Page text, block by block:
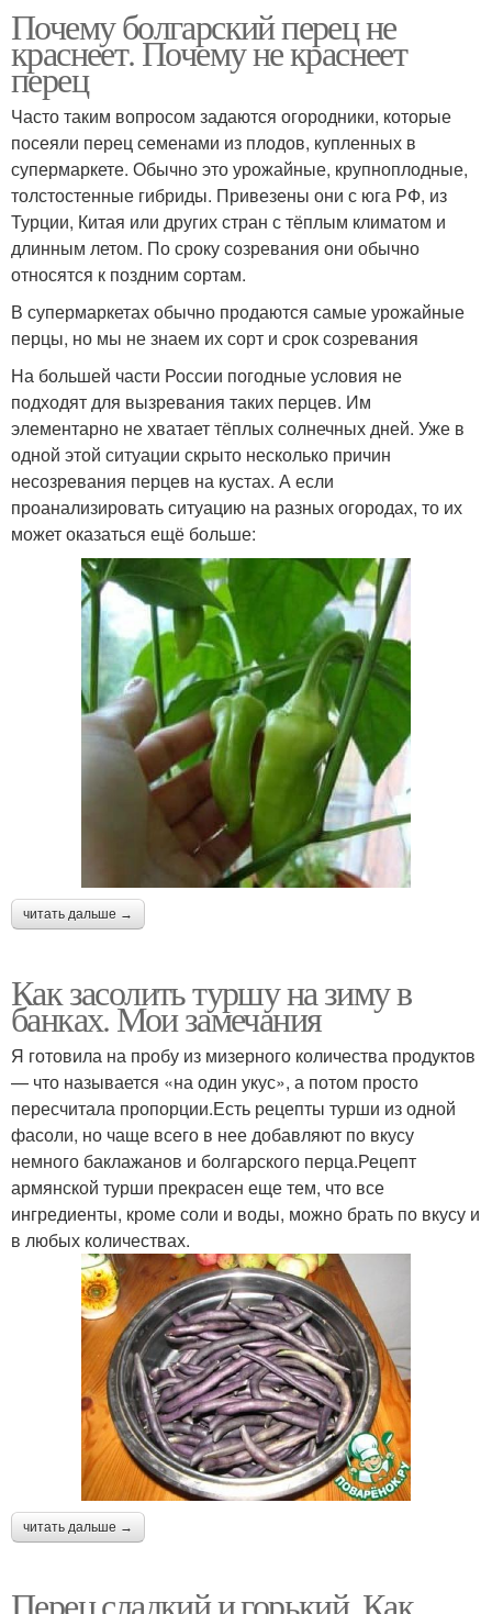
Почему болгарский перец не
краснеет. Почему не краснеет
перец
Часто таким вопросом задаются огородники, которые
посеяли перец семенами из плодов, купленных в
супермаркете. Обычно это урожайные, крупноплодные,
толстостенные гибриды. Привезены они с юга РФ, из
Турции, Китая или других стран с тёплым климатом и
длинным летом. По сроку созревания они обычно
относятся к поздним сортам.
В супермаркетах обычно продаются самые урожайные
перцы, но мы не знаем их сорт и срок созревания
На большей части России погодные условия не
подходят для вызревания таких перцев. Им
элементарно не хватает тёплых солнечных дней. Уже в
одной этой ситуации скрыто несколько причин
несозревания перцев на кустах. А если
проанализировать ситуацию на разных огородах, то их
может оказаться ещё больше:
читать дальше →
Как засолить туршу на зиму в
банках. Мои замечания
Я готовила на пробу из мизерного количества продуктов
— что называется «на один укус», а потом просто
пересчитала пропорции.Есть рецепты турши из одной
фасоли, но чаще всего в нее добавляют по вкусу
немного баклажанов и болгарского перца.Рецепт
армянской турши прекрасен еще тем, что все
ингредиенты, кроме соли и воды, можно брать по вкусу и
в любых количествах.
читать дальше →
Перец сладкий и горький. Как